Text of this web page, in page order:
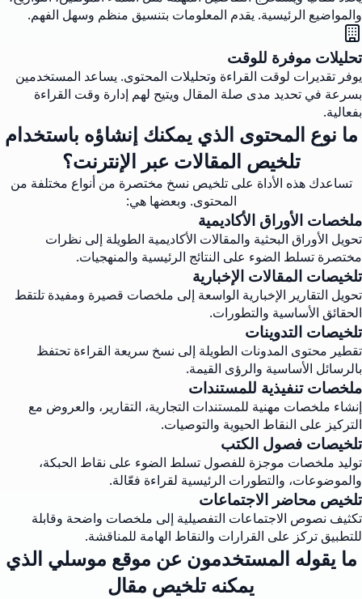
والمواضيع الرئيسية. يقدم المعلومات بتنسيق منظم وسهل الفهم.
تحليلات موفرة للوقت
يوفر تقديرات لوقت القراءة وتحليلات المحتوى. يساعد المستخدمين
بسرعة في تحديد مدى صلة المقال ويتيح لهم إدارة وقت القراءة
بفعالية.
ما نوع المحتوى الذي يمكنك إنشاؤه باستخدام
تلخيص المقالات عبر الإنترنت؟
تساعدك هذه الأداة على تلخيص نسخ مختصرة من أنواع مختلفة من
المحتوى. وبعضها هي:
ملخصات الأوراق الأكاديمية
تحويل الأوراق البحثية والمقالات الأكاديمية الطويلة إلى نظرات
مختصرة تسلط الضوء على النتائج الرئيسية والمنهجيات.
تلخيصات المقالات الإخبارية
تحويل التقارير الإخبارية الواسعة إلى ملخصات قصيرة ومفيدة تلتقط
الحقائق الأساسية والتطورات.
تلخيصات التدوينات
تقطير محتوى المدونات الطويلة إلى نسخ سريعة القراءة تحتفظ
بالرسائل الأساسية والرؤى القيمة.
ملخصات تنفيذية للمستندات
إنشاء ملخصات مهنية للمستندات التجارية، التقارير، والعروض مع
التركيز على النقاط الحيوية والتوصيات.
تلخيصات فصول الكتب
توليد ملخصات موجزة للفصول تسلط الضوء على نقاط الحبكة،
والموضوعات، والتطورات الرئيسية لقراءة فعّالة.
تلخيص محاضر الاجتماعات
تكثيف نصوص الاجتماعات التفصيلية إلى ملخصات واضحة وقابلة
للتطبيق تركز على القرارات والنقاط الهامة للمناقشة.
ما يقوله المستخدمون عن موقع موسلي الذي
يمكنه تلخيص مقال